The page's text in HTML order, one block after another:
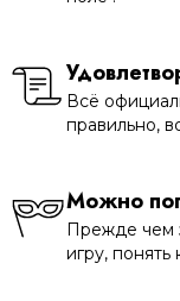
Всё
правильно,
Можно
Прежде чем
игру, понять